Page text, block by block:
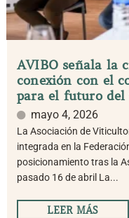
AVIBO señala la
conexión con el
para el futuro
mayo 4, 2026
La Asociación de
integrada en la
posicionamiento tras la
pasado 16 de abril La...
LEER MÁS